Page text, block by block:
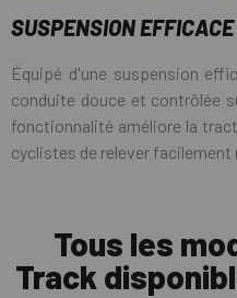
SUSPENSION EFFICACE
Équipé d'une suspension
conduite douce et contrôlée
fonctionnalité améliore la
cyclistes de relever
Tous les
Track